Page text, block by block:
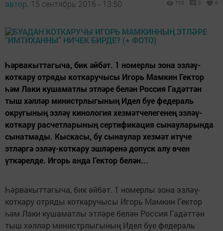
автор, 15 сентябрь 2016 - 13:50 710 0 0
Һәрвакыттагыча, бик әйбәт. 1 номерлы зона эзләү-
коткару отряды коткаручысы Игорь Мамкин Гектор
һәм Лаки кушаматлы этләре белән Россия Гадәттән
тыш хәлләр министрлыгының Идел буе федераль
округының эзләү кинология хезмәтчелегенең эзләү-
коткару расчетларының сертификация сынауларында
сынатмады. Кыскасы, бу сынаулар хезмәт итүче
этләргә эзләү-коткару эшләренә допуск алу өчен
үткәрелде. Игорь анда Гектор белән...
Һәрвакыттагыча, бик әйбәт. 1 номерлы зона эзләү-
коткару отряды коткаручысы Игорь Мамкин Гектор
һәм Лаки кушаматлы этләре белән Россия Гадәттән
тыш хәлләр министрлыгының Идел буе федераль